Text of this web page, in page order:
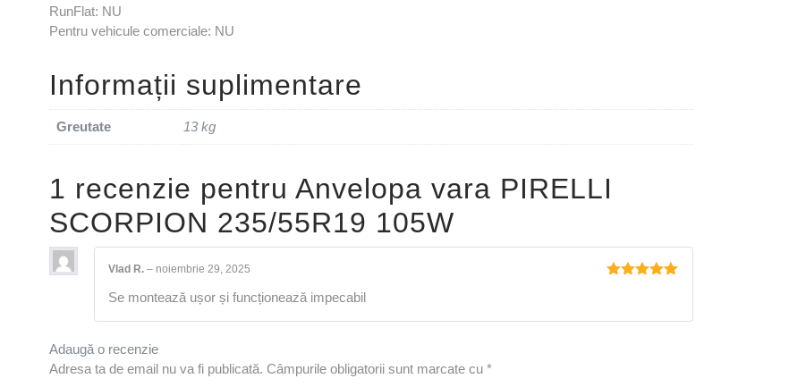
RunFlat: NU
Pentru vehicule comerciale: NU
Informații suplimentare
Greutate 13 kg
1 recenzie pentru Anvelopa vara PIRELLI
SCORPION 235/55R19 105W
Vlad R. – noiembrie 29, 2025
Se montează ușor și funcționează impecabil
Adaugă o recenzie
Adresa ta de email nu va fi publicată. Câmpurile obligatorii sunt marcate cu *